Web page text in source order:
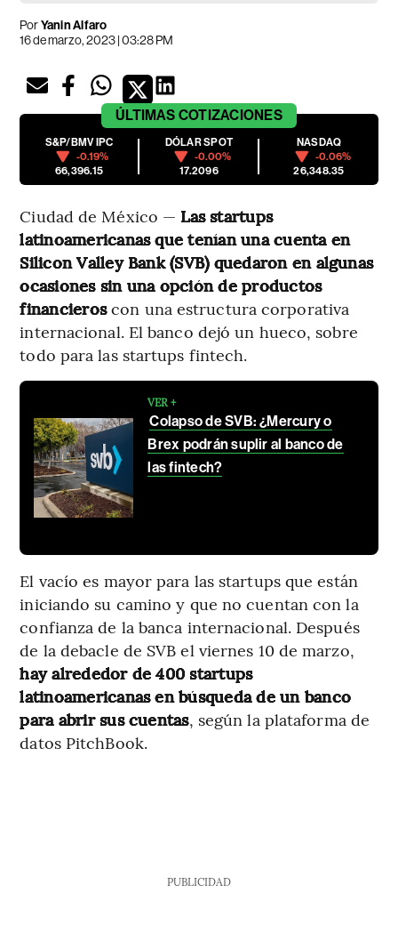
PorYanin Alfaro
16 de marzo, 2023 | 03:28 PM
ÚLTIMAS COTIZACIONES
S&P/BMV IPC
-0.19%
66,396.15
DÓLAR SPOT
-0.00%
17.2096
NASDAQ
-0.06%
26,348.35
Ciudad de México — Las startups
latinoamericanas que tenían una cuenta en
Silicon Valley Bank (SVB) quedaron en algunas
ocasiones sin una opción de productos
financieroscon una estructura corporativa
internacional. El banco dejó un hueco, sobre
todo para las startups fintech.
VER +
Colapso de SVB: ¿Mercury o
Brex podrán suplir al banco de
las fintech?
El vacío es mayor para las startups que están
iniciando su camino y que no cuentan con la
confianza de la banca internacional. Después
de la debacle de SVB el viernes 10 de marzo,
hay alrededor de 400 startups
latinoamericanas en búsqueda de un banco
para abrir sus cuentas, según la plataforma de
datos PitchBook.
PUBLICIDAD